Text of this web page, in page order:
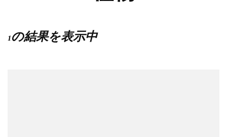
1の結果を表示中